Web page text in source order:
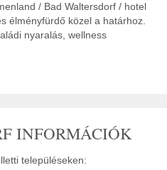
/ Bad Waltersdorf / hotel
élményfürdő közel a határhoz.
nyaralás, wellness
INFORMÁCIÓK
településeken: